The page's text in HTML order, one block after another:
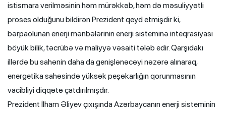
istismara verilməsinin həm mürəkkəb, həm də məsuliyyətli
proses olduğunu bildirən Prezident qeyd etmişdir ki,
bərpaolunan enerji mənbələrinin enerji sisteminə inteqrasiyası
böyük bilik, təcrübə və maliyyə vəsaiti tələb edir. Qarşıdakı
illərdə bu sahənin daha da genişlənəcəyi nəzərə alınaraq,
energetika sahəsində yüksək peşəkarlığın qorunmasının
vacibliyi diqqətə çatdırılmışdır.
Prezident İlham Əliyev çıxışında Azərbaycanın enerji sisteminin